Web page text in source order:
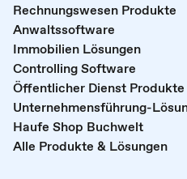
Rechnungswesen Produkte
Anwaltssoftware
Immobilien Lösungen
Controlling Software
Öffentlicher Dienst Produkte
Unternehmensführung-
Haufe Shop Buchwelt
Alle Produkte & Lösungen